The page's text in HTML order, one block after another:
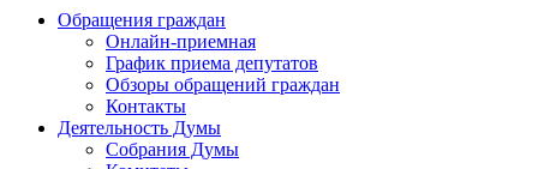
Обращения граждан
Онлайн-приемная
График приема депутатов
Обзоры обращений граждан
Контакты
Деятельность Думы
Собрания Думы